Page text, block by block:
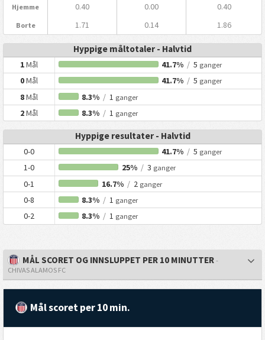
Hjemme 0.40 0.00 0.40
Borte 1.71 0.14 1.86
Hyppige måltotaler - Halvtid
1Mål 41.7% / 5 ganger
0Mål 41.7% / 5 ganger
8Mål 8.3% / 1 ganger
2Mål 8.3% / 1 ganger
Hyppige resultater - Halvtid
0-0 41.7% / 5 ganger
1-0 25% /3 ganger
0-1 16.7% /2 ganger
0-8 8.3% / 1 ganger
0-2 8.3% / 1 ganger
MÅL SCORET OG INNSLUPPET PER 10 MINUTTER -
CHIVAS ALAMOS FC
Mål scoret per 10 min.